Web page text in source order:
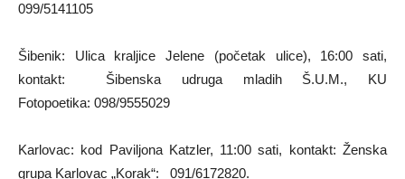
099/5141105
Šibenik: Ulica kraljice Jelene (početak ulice), 16:00 sati,
kontakt: Šibenska udruga mladih Š.U.M., KU
Fotopoetika: 098/9555029
Karlovac: kod Paviljona Katzler, 11:00 sati, kontakt: Ženska
grupa Karlovac „Korak“: 091/6172820.